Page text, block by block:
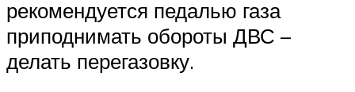
рекомендуется педалью газа
приподнимать обороты ДВС –
делать перегазовку.